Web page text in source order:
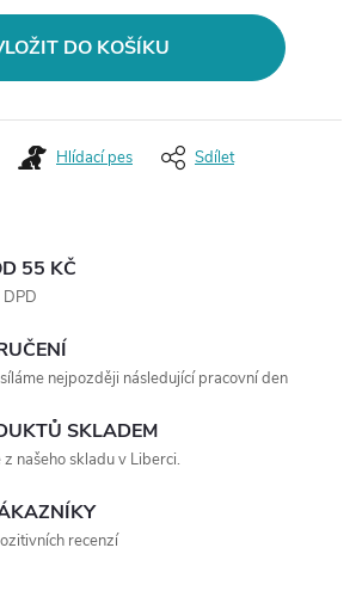
DO KOŠÍKU
Hlídací pes Sdílet
55 KČ
nejpozději následující pracovní den
SKLADEM
našeho skladu v Liberci.
recenzí